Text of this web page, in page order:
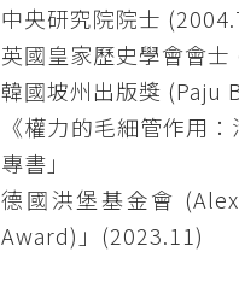
中央研究院院士
英國皇家歷史學會會士
韓國坡州出版獎 (Paju
《權力的毛細管作用
專書」
德國洪堡基金會
Award)」(2023.11)